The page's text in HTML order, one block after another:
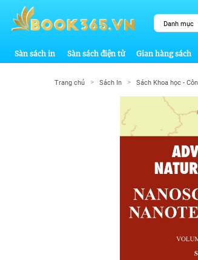
Danh mục
Sàn sách in Sàn sách điện tử Gian hàng sách
Trang chủ > Sách In > Sách Khoa học -